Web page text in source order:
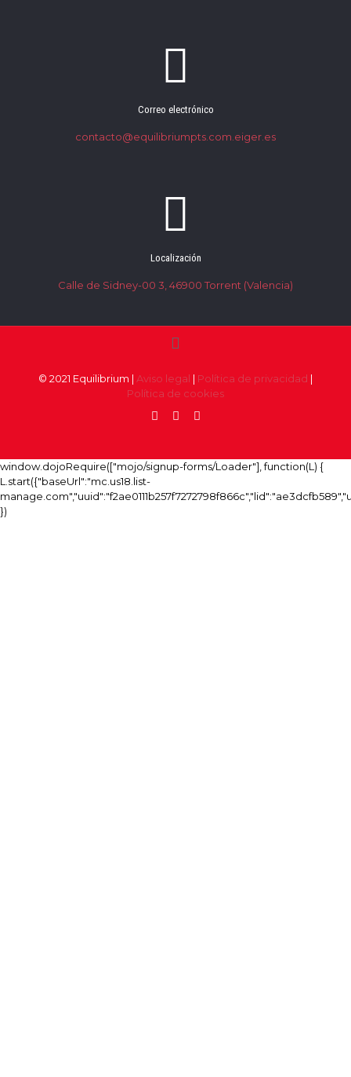
Correo electrónico
contacto@equilibriumpts.com.eiger.es
Localización
Calle de Sidney-00 3, 46900 Torrent (Valencia)
© 2021 Equilibrium | Aviso legal | Política de privacidad |
Política de cookies
window.dojoRequire(["mojo/signup-forms/Loader"], function(L) {
L.start({"baseUrl":"mc.us18.list-
})